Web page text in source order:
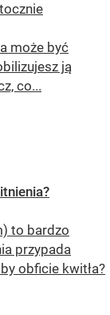
może być
ją
co...
to bardzo
przypada
obficie kwitła?